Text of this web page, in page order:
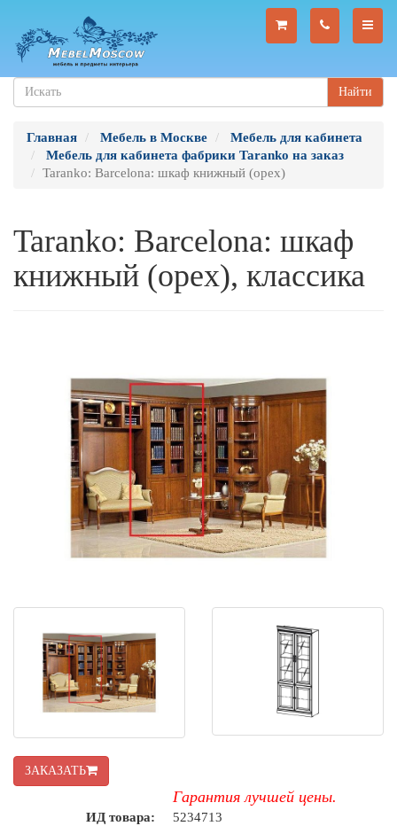
Найти
Главная Мебель в Москве
Мебель для кабинета
Мебель для кабинета фабрики Taranko на заказ
Taranko: Barcelona: шкаф книжный (орех)
Taranko: Barcelona: шкаф
книжный (орех), классика
ЗАКАЗАТЬ
Гарантия лучшей цены.
ИД товара:
5234713